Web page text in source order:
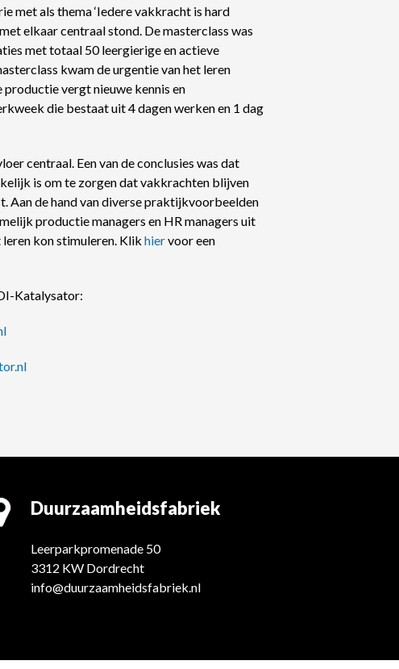
met als thema ‘Iedere vakkracht is hard
elkaar centraal stond. De masterclass was
met totaal 50 leergierige en actieve
kwam de urgentie van het leren
vergt nieuwe kennis en
die bestaat uit 4 dagen werken en 1 dag
centraal. Een van de conclusies was dat
is om te zorgen dat vakkrachten blijven
Aan de hand van diverse praktijkvoorbeelden
productie managers en HR managers uit
kon stimuleren. Klik hiervoor een
Katalysator:
Duurzaamheidsfabriek
Leerparkpromenade 50
3312 KW Dordrecht
info@duurzaamheidsfabriek.nl